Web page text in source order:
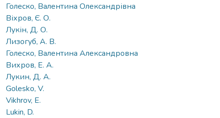
Голеско, Валентина Олександрівна
Віхров, Є. О.
Лукін, Д. О.
Лизогуб, А. В.
Голеско, Валентина Александровна
Вихров, Е. А.
Лукин, Д. А.
Golesko, V.
Vikhrov, E.
Lukin, D.